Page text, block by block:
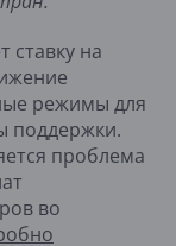
ставку на
режимы для
поддержки.
проблема
во